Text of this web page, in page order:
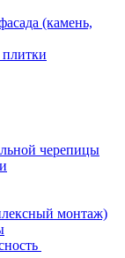
(камень,
черепицы
монтаж)